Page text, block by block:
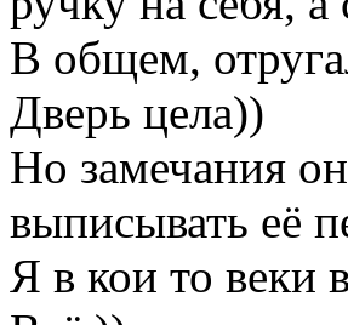
В общем,
Дверь цела))
Но замечания
выписывать её
Я в кои то веки